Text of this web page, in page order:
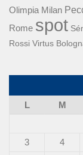
Olimpia Milan
Rome spot
Rossi Virtus
L
M
3
4